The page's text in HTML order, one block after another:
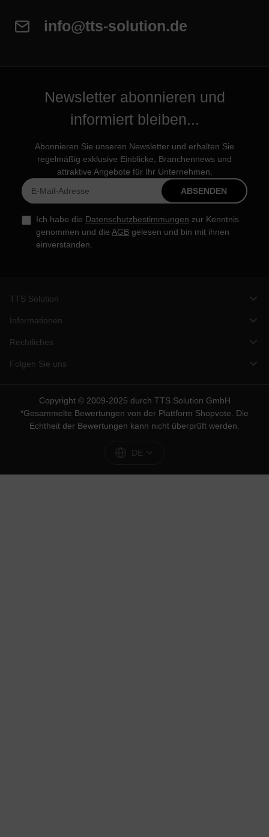
info@tts-solution.de
Newsletter abonnieren und
informiert bleiben...
Abonnieren Sie unseren Newsletter und erhalten Sie
regelmäßig exklusive Einblicke, Branchennews und
attraktive Angebote für Ihr Unternehmen.
ABSENDEN
Ich habe die Datenschutzbestimmungen zur Kenntnis
genommen und die AGB gelesen und bin mit ihnen
einverstanden.
TTS Solution
Informationen
Rechtliches
Folgen Sie uns
Copyright © 2009-2025 durch TTS Solution GmbH
*Gesammelte Bewertungen von der Plattform Shopvote. Die
Echtheit der Bewertungen kann nicht überprüft werden.
DE